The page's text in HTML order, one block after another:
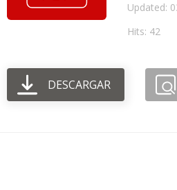
Updated:
Hits: 42
DESCARGAR